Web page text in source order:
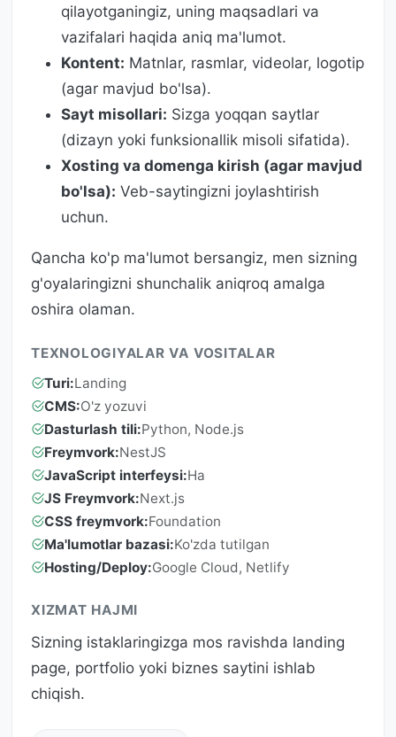
qilayotganingiz, uning maqsadlari va
vazifalari haqida aniq ma'lumot.
Kontent: Matnlar, rasmlar, videolar, logotip
(agar mavjud bo'lsa).
Sayt misollari: Sizga yoqqan saytlar
(dizayn yoki funksionallik misoli sifatida).
Xosting va domenga kirish (agar mavjud
bo'lsa): Veb-saytingizni joylashtirish
uchun.
Qancha ko'p ma'lumot bersangiz, men sizning
g'oyalaringizni shunchalik aniqroq amalga
oshira olaman.
TEXNOLOGIYALAR VA VOSITALAR
Turi:Landing
CMS:O'z yozuvi
Dasturlash tili:Python, Node.js
Freymvork:NestJS
JavaScript interfeysi:Ha
JS Freymvork:Next.js
CSS freymvork:Foundation
Ma'lumotlar bazasi:Ko'zda tutilgan
Hosting/Deploy:Google Cloud, Netlify
XIZMAT HAJMI
Sizning istaklaringizga mos ravishda landing
page, portfolio yoki biznes saytini ishlab
chiqish.